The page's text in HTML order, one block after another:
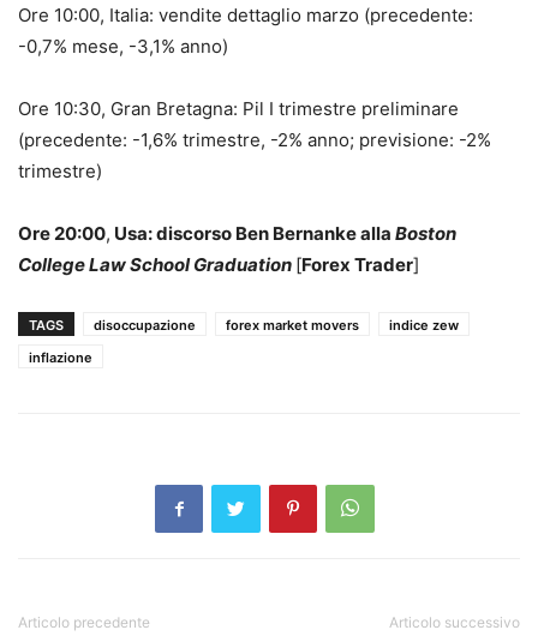
Ore 10:00, Italia: vendite dettaglio marzo (precedente:
-0,7% mese, -3,1% anno)
Ore 10:30, Gran Bretagna: Pil I trimestre preliminare
(precedente: -1,6% trimestre, -2% anno; previsione: -2%
trimestre)
Ore 20:00, Usa: discorso Ben Bernanke alla Boston
College Law School Graduation [Forex Trader]
TAGS disoccupazione forex market movers
indice zew
inflazione
Articolo precedente Articolo successivo